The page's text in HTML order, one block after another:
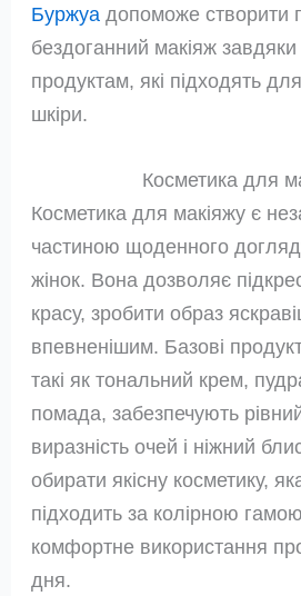
Буржуа допоможе створити
бездоганний макіяж завдяки
продуктам, які підходять
шкіри.
Косметика для
Косметика для макіяжу є
частиною щоденного
жінок. Вона дозволяє
красу, зробити образ
впевненішим. Базові
такі як тональний крем,
помада, забезпечують
виразність очей і ніжний
обирати якісну косметику,
підходить за колірною
комфортне використання
дня.